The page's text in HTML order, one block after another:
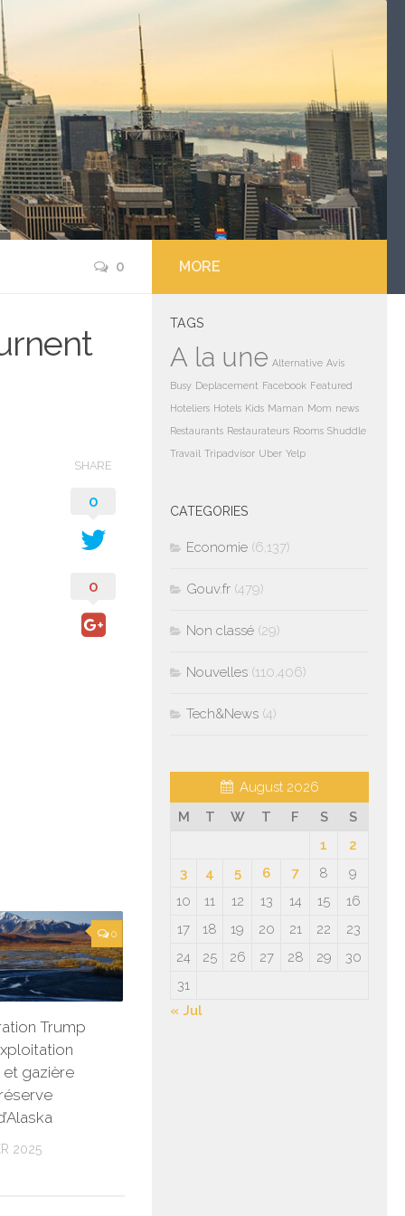
0
SHARE
0
0
0
Trump
gazière
2025
MORE
TAGS
A la une Alternative Avis
Busy Deplacement Facebook Featured
Hoteliers Hotels Kids Maman Mom news
Restaurants Restaurateurs Rooms Shuddle
Travail Tripadvisor Uber Yelp
CATEGORIES
Economie (6,137)
Gouv.fr (479)
Non classé (29)
Nouvelles (110,406)
Tech&News (4)
August 2026
M
T W T F S
S
1
2
3
4 5 6 7 8
9
10
11 12 13 14 15
16
17
18 19 20 21 22
23
24
25 26 27 28 29
30
31
« Jul